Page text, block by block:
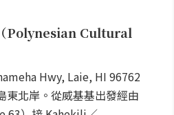
Polynesian Cultural
Hwy, Laie, HI 96762
東北岸。從威基基出發經由